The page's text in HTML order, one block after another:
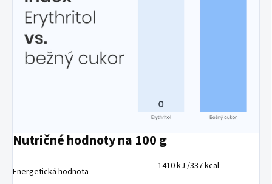
Nutričné hodnoty na 100 g
Energetická hodnota 1410 kJ /337 kcal